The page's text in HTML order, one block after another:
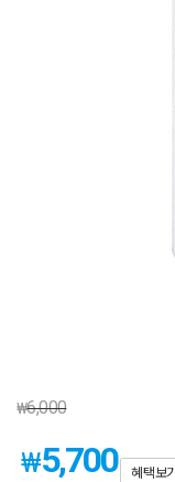
₩6,000
₩5,700 혜택보기